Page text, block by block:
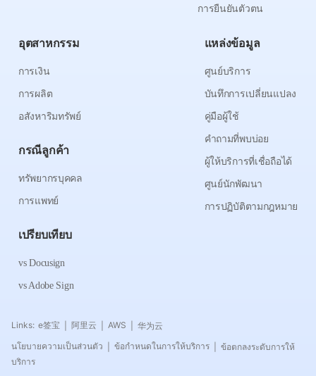
การยืนยันตัวตน
อุตสาหกรรม
การเงิน
การผลิต
อสังหาริมทรัพย์
กรณีลูกค้า
ทรัพยากรบุคคล
การแพทย์
เปรียบเทียบ
vs Docusign
vs Adobe Sign
แหล่งข้อมูล
ศูนย์บริการ
บันทึกการเปลี่ยนแปลง
คู่มือผู้ใช้
คำถามที่พบบ่อย
ผู้ให้บริการที่เชื่อถือได้
ศูนย์นักพัฒนา
การปฏิบัติตามกฎหมาย
Links: e签宝 阿里云 AWS
华为云
นโยบายความเป็นส่วนตัว
ข้อกำหนดในการให้บริการ
ข้อตกลงระดับการให้
บริการ